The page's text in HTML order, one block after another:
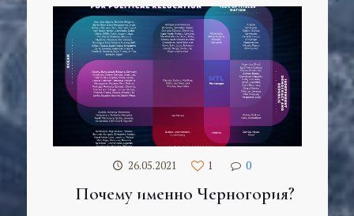
26.05.2021 1 0
Почему именно Черногория?